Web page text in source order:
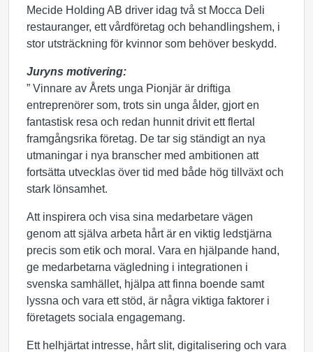
Mecide Holding AB driver idag två st Mocca Deli
restauranger, ett vårdföretag och behandlingshem, i
stor utsträckning för kvinnor som behöver beskydd.
Juryns motivering:
” Vinnare av Årets unga Pionjär är driftiga
entreprenörer som, trots sin unga ålder, gjort en
fantastisk resa och redan hunnit drivit ett flertal
framgångsrika företag. De tar sig ständigt an nya
utmaningar i nya branscher med ambitionen att
fortsätta utvecklas över tid med både hög tillväxt och
stark lönsamhet.
Att inspirera och visa sina medarbetare vägen
genom att själva arbeta hårt är en viktig ledstjärna
precis som etik och moral. Vara en hjälpande hand,
ge medarbetarna vägledning i integrationen i
svenska samhället, hjälpa att finna boende samt
lyssna och vara ett stöd, är några viktiga faktorer i
företagets sociala engagemang.
Ett helhjärtat intresse, hårt slit, digitalisering och vara